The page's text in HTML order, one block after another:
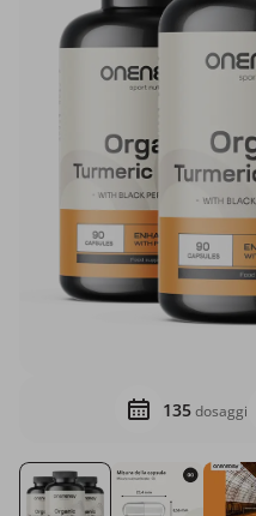
135dosaggi